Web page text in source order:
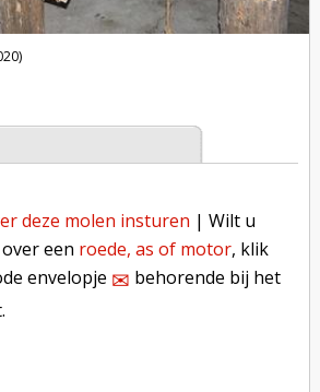
deze molen insturen | Wilt u
een roede, as of motor, klik
envelopje ✉︎ behorende bij het